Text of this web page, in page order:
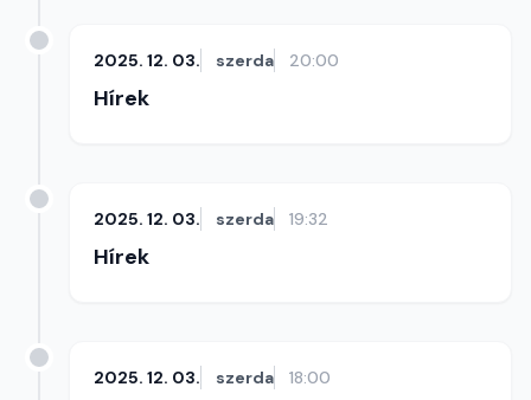
2025. 12. 03. szerda 20:00
Hírek
2025. 12. 03. szerda 19:32
Hírek
2025. 12. 03. szerda 18:00